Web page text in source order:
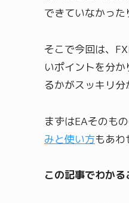
できていなかった
そこで今回は、
いポイントを分
るかがスッキリ分
まずはEAそのも
みと使い方もあわ
この記事でわかる